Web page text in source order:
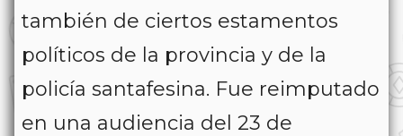
también de ciertos estamentos
políticos de la provincia y de la
policía santafesina. Fue reimputado
en una audiencia del 23 de